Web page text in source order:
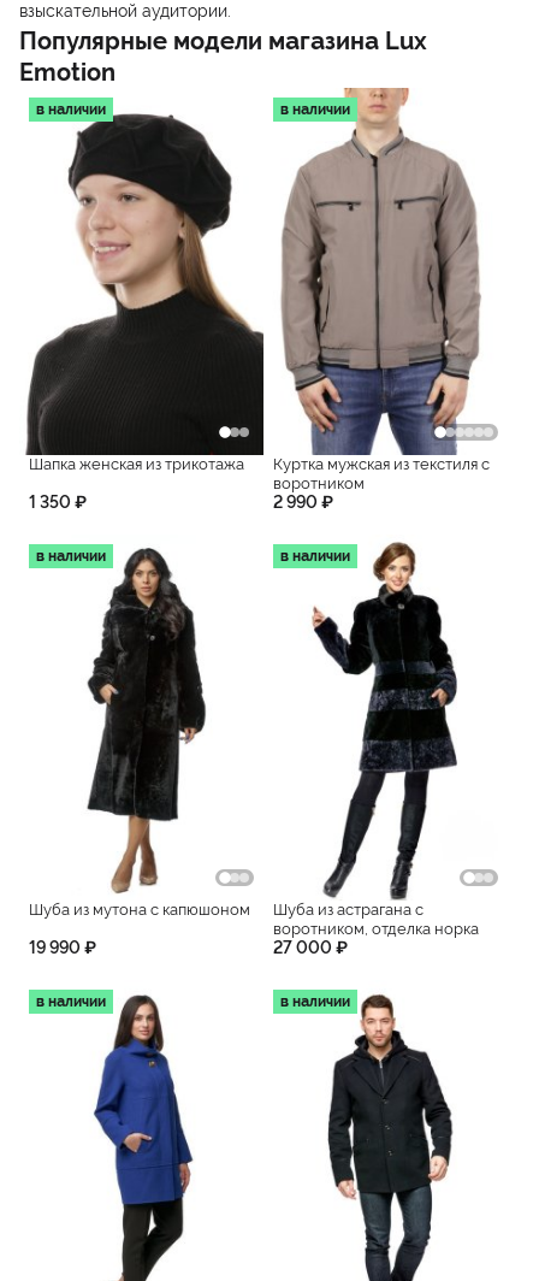
взыскательной аудитории.
Популярные модели магазина Lux
Emotion
в наличии
Шапка женская из трикотажа
1 350 ₽
в наличии
Куртка мужская из текстиля с
воротником
2 990 ₽
в наличии
Шуба из мутона с капюшоном
19 990 ₽
в наличии
Шуба из астрагана с
воротником, отделка норка
27 000 ₽
в наличии в наличии